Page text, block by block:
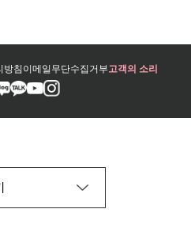
방침이메일무단수집거부고객의 소리